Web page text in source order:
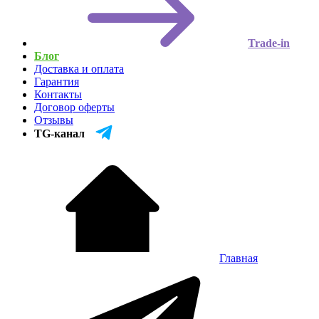
Trade-in
Блог
Доставка и оплата
Гарантия
Контакты
Договор оферты
Отзывы
TG-канал
Главная